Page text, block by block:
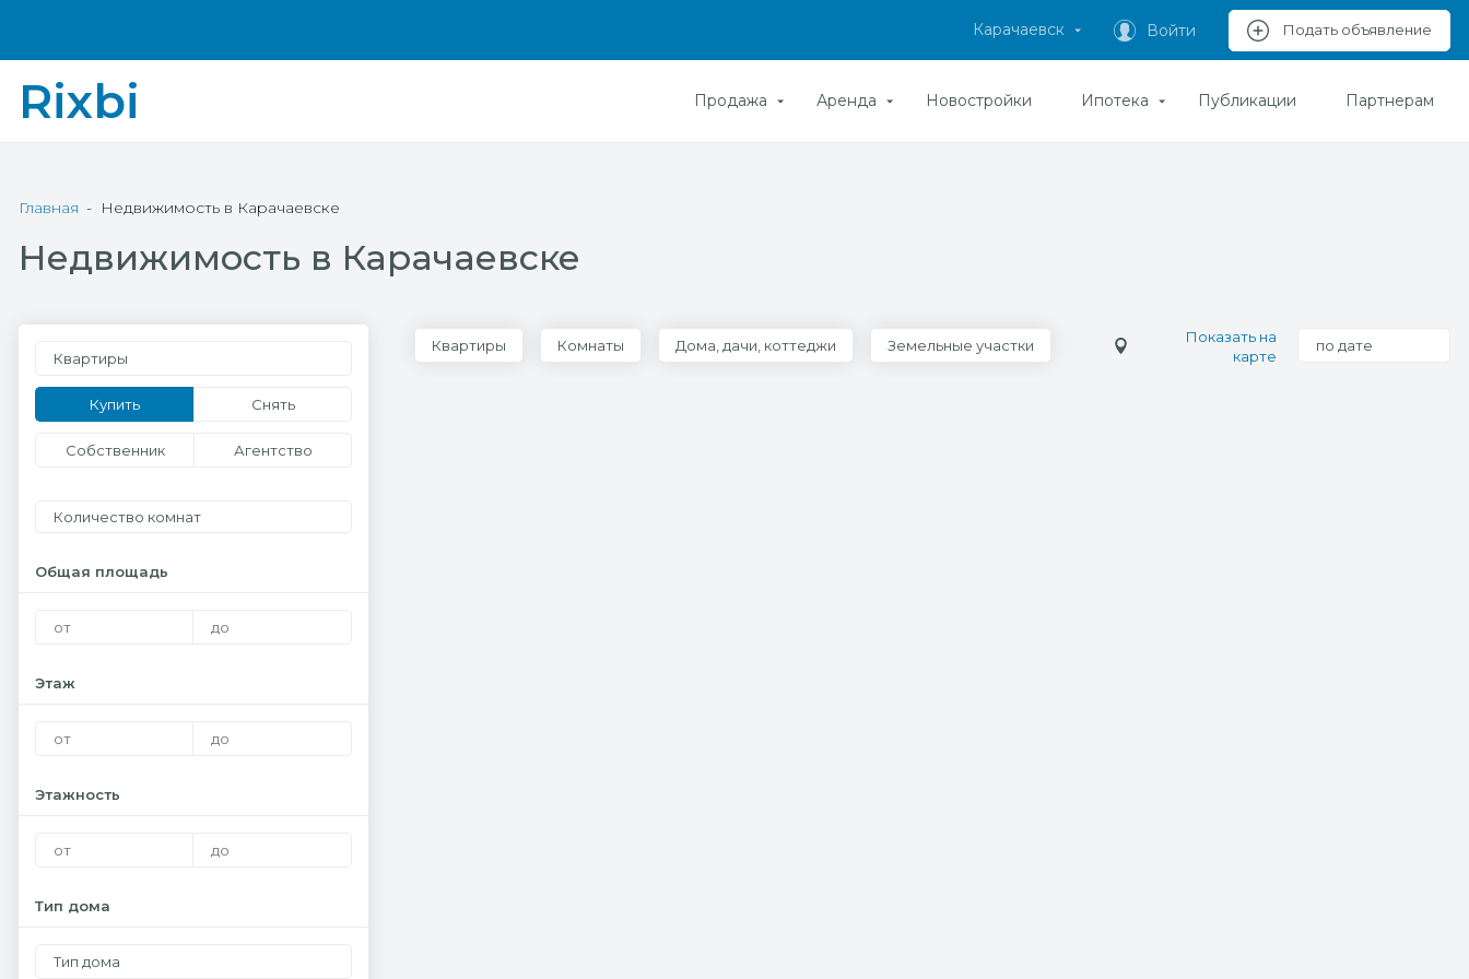
Карачаевск Войти Подать объявление
Rixbi Продажа Аренда Новостройки Ипотека Публикации Партнерам
Главная Недвижимость в Карачаевске
Недвижимость в Карачаевске
Квартиры
Купить Снять
Собственник Агентство
Количество комнат
Общая площадь
Этаж
Этажность
Тип дома
Тип дома
Квартиры Комнаты Дома, дачи, коттеджи Земельные участки
Показать на
карте
по дате